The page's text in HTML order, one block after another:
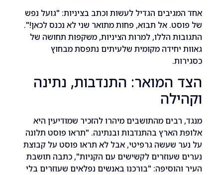
הגדיל לעשות וכתב בציניות: "גועל נפש
אל תבוא, פחות מתואר שני לא נכנס לכאן!".
הללו, למרות הציניות, משקפות תחושה של
יחידה מקומית שלעיתים נתפסת מבחוץ
המואר: התנדבות, נתינה
מהתושבים מיהרו להזכיר שמודיעין היא
הארץ בהתנדבות ובנתינה. "תראו פוסט תלונה
שעשה גרפיטי, אבל לא תראו פוסט על קבוצת
שעוזרים לקשישים עם הקניות", כתבה תושבת
"בורכנו באנשים נפלאים שעוזרים בלי